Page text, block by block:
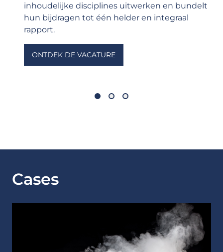
inhoudelijke disciplines uitwerken en bundelt
hun bijdragen tot één helder en integraal
rapport.
ONTDEK DE VACATURE
Cases